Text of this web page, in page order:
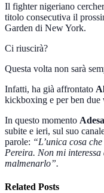
Il fighter nigeriano
titolo consecutiva il
Garden di New York.
Ci riuscirà?
Questa volta non sarà
Infatti, ha già affrontato
kickboxing e per ben due
In questo momento
subite e ieri, sul suo
parole: “L’unica cosa
Pereira. Non mi
malmenarlo”.
Related Posts